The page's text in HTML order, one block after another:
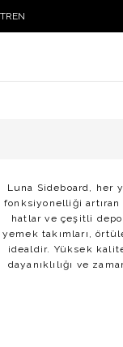
TREN
Luna Sideboard, her
fonksiyonelliği artıran
hatlar ve çeşitli
yemek takımları,
idealdir. Yüksek
dayanıklılığı ve